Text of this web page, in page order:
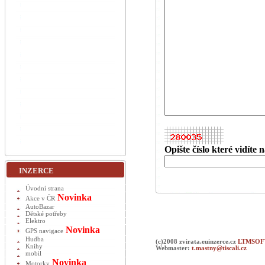
Opište číslo které vidíte
(c)2008 zvirata.euinzerce.cz
Webmaster: t.mastny@tiscali.cz
INZERCE
Úvodní strana
Akce v ČR Novinka
AutoBazar
Dětské potřeby
Elektro
GPS navigace Novinka
Hudba
Knihy
mobil
Motorky Novinka